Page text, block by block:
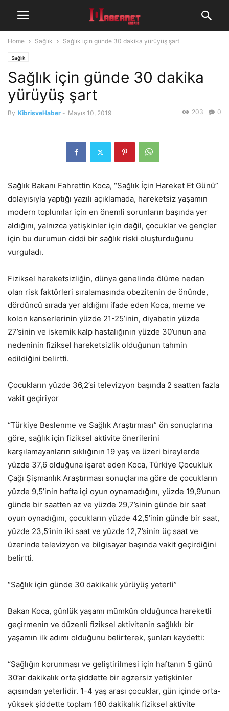
Home Sağlık Sağlık için günde 30 dakika yürüyüş şart
Sağlık
Sağlık için günde 30 dakika
yürüyüş şart
By KibrisveHaber - Mayıs 10, 2019 0
203
Sağlık Bakanı Fahrettin Koca, “Sağlık İçin Hareket Et Günü”
dolayısıyla yaptığı yazılı açıklamada, hareketsiz yaşamın
modern toplumlar için en önemli sorunların başında yer
aldığını, yalnızca yetişkinler için değil, çocuklar ve gençler
için bu durumun ciddi bir sağlık riski oluşturduğunu
vurguladı.
Fiziksel hareketsizliğin, dünya genelinde ölüme neden
olan risk faktörleri sıralamasında obezitenin de önünde,
dördüncü sırada yer aldığını ifade eden Koca, meme ve
kolon kanserlerinin yüzde 21-25’inin, diyabetin yüzde
27’sinin ve iskemik kalp hastalığının yüzde 30’unun ana
nedeninin fiziksel hareketsizlik olduğunun tahmin
edildiğini belirtti.
Çocukların yüzde 36,2’si televizyon başında 2 saatten fazla
vakit geçiriyor
“Türkiye Beslenme ve Sağlık Araştırması” ön sonuçlarına
göre, sağlık için fiziksel aktivite önerilerini
karşılamayanların sıklığının 19 yaş ve üzeri bireylerde
yüzde 37,6 olduğuna işaret eden Koca, Türkiye Çocukluk
Çağı Şişmanlık Araştırması sonuçlarına göre de çocukların
yüzde 9,5’inin hafta içi oyun oynamadığını, yüzde 19,9’unun
günde bir saatten az ve yüzde 29,7’sinin günde bir saat
oyun oynadığını, çocukların yüzde 42,5’inin günde bir saat,
yüzde 23,5’inin iki saat ve yüzde 12,7’sinin üç saat ve
üzerinde televizyon ve bilgisayar başında vakit geçirdiğini
belirtti.
“Sağlık için günde 30 dakikalık yürüyüş yeterli”
Bakan Koca, günlük yaşamı mümkün olduğunca hareketli
geçirmenin ve düzenli fiziksel aktivitenin sağlıklı bir
yaşamın ilk adımı olduğunu belirterek, şunları kaydetti:
“Sağlığın korunması ve geliştirilmesi için haftanın 5 günü
30’ar dakikalık orta şiddette bir egzersiz yetişkinler
açısından yeterlidir. 1-4 yaş arası çocuklar, gün içinde orta-
yüksek şiddette toplam 180 dakikalık fiziksel aktivite